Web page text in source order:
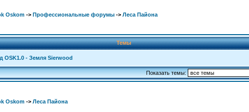
Oskom -> Профессиональные форумы -> Леса Пайона
Темы
OSK1.0 - Земля Sierwood
Показать темы:
Oskom -> Леса Пайона